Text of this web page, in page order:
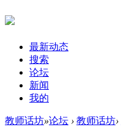
最新动态
搜索
论坛
新闻
我的
教师话坊»论坛 › 教师话坊›